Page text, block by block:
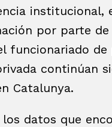
institucional,
por parte
funcionariado
continúan
Catalunya.
los datos que